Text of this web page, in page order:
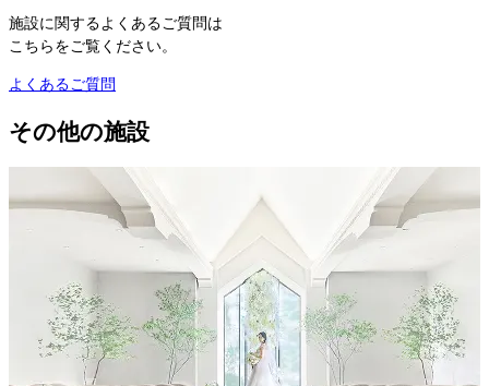
施設に関するよくあるご質問は
こちらをご覧ください。
よくあるご質問
その他の施設